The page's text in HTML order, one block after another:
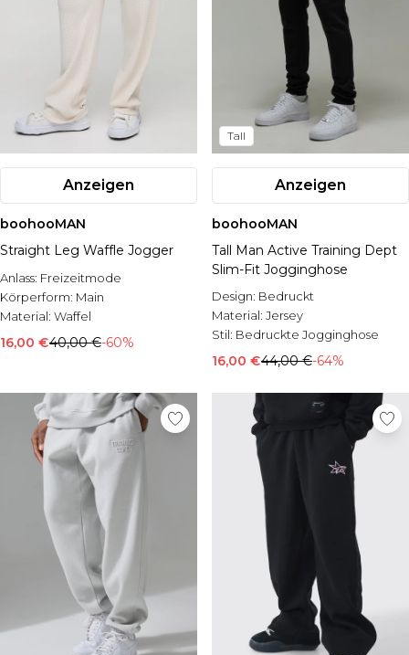
Anzeigen
boohooMAN
Straight Leg Waffle Jogger
Anlass: Freizeitmode
Körperform: Main
Material: Waffel
16,00 €40,00 €-60%
Tall
Anzeigen
boohooMAN
Tall Man Active Training Dept
Slim-Fit Jogginghose
Design: Bedruckt
Material: Jersey
Stil: Bedruckte Jogginghose
16,00 €44,00 €-64%